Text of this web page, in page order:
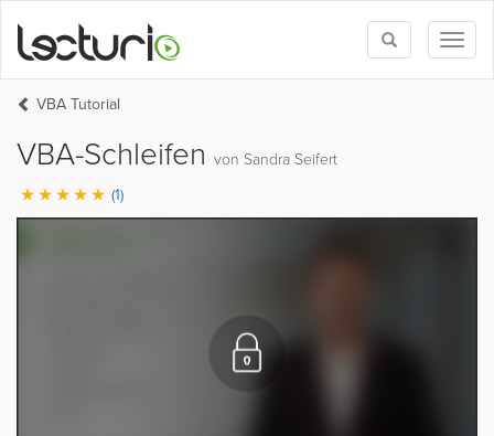
Toggle
search
VBA Tutorial
VBA-Schleifen von Sandra Seifert
(1)